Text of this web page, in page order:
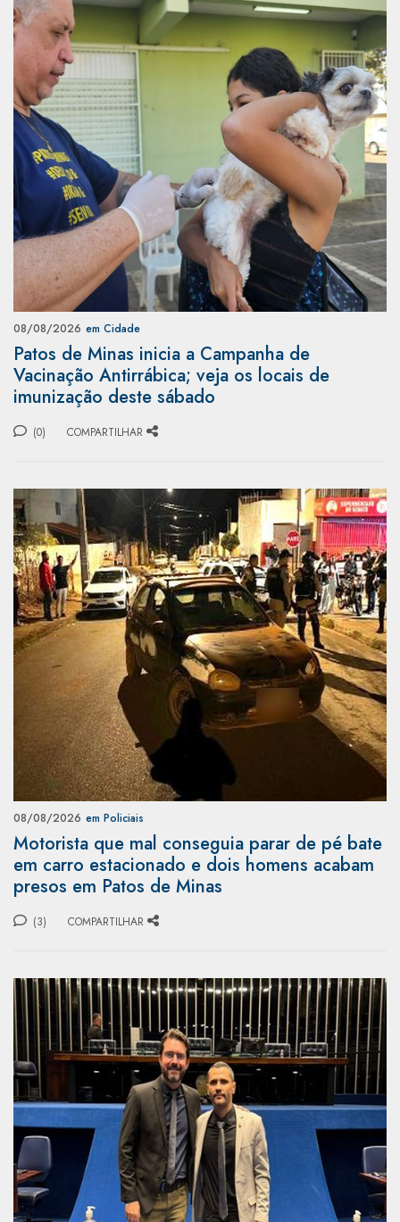
08/08/2026 em Cidade
Patos de Minas inicia a Campanha de
Vacinação Antirrábica; veja os locais de
imunização deste sábado
(0) COMPARTILHAR
08/08/2026 em Policiais
Motorista que mal conseguia parar de pé bate
em carro estacionado e dois homens acabam
presos em Patos de Minas
(3) COMPARTILHAR